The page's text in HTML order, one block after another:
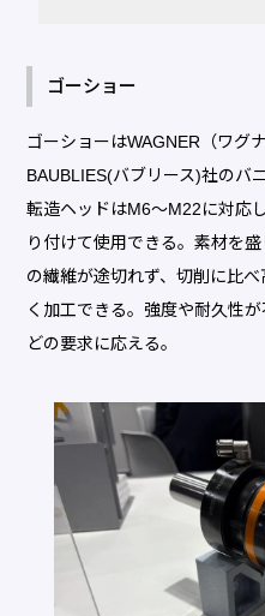
ゴーショー
ゴーショーはWAGNER（ワグ
BAUBLIES(バブリース)社のバ
転造ヘッドはM6～M22に対応
り付けて使用できる。素材を
の繊維が途切れず、切削に比
く加工できる。強度や耐久性
どの要求に応える。